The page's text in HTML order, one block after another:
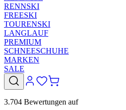
RENNSKI
FREESKI
TOURENSKI
LANGLAUF
PREMIUM
SCHNEESCHUHE
MARKEN
SALE
3.704 Bewertungen auf